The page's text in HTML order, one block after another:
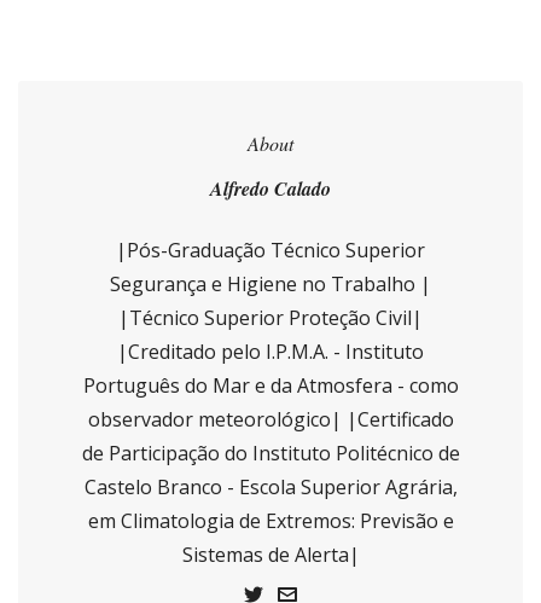
About
Alfredo Calado
|Pós-Graduação Técnico Superior
Segurança e Higiene no Trabalho |
|Técnico Superior Proteção Civil|
|Creditado pelo I.P.M.A. - Instituto
Português do Mar e da Atmosfera - como
observador meteorológico| |Certificado
de Participação do Instituto Politécnico de
Castelo Branco - Escola Superior Agrária,
em Climatologia de Extremos: Previsão e
Sistemas de Alerta|